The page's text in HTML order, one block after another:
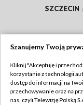
SZCZECIN
Abonament TVP
Szanujemy Twoją
Kliknij "Akceptuję i
korzystanie z technologii
dostęp do informacji na
przechowywanie oraz na
nas, czyli Telewizję Polską